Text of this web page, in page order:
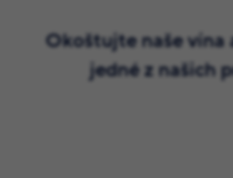
Okoštujte naše vína
jedné z našich